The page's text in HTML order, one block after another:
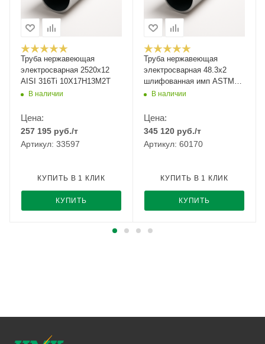
Труба нержавеющая
электросварная 2520х12
AISI 316Ti 10Х17Н13М2Т
В наличии
Цена:
257 195 руб./т
Артикул: 33597
КУПИТЬ
КУПИТЬ В 1 КЛИК
Труба нержавеющая
электросварная 48.3x2
шлифованная имп ASTM
A554В наличии
Цена:
345 120 руб./т
Артикул: 60170
КУПИТЬ
КУПИТЬ В 1 КЛИК